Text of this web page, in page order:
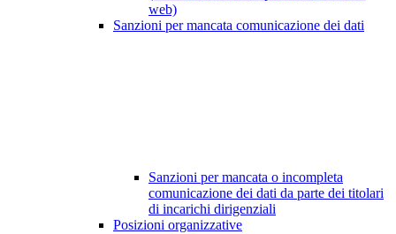
web)
Sanzioni per mancata comunicazione dei dati
Sanzioni per mancata o incompleta
comunicazione dei dati da parte dei titolari
di incarichi dirigenziali
Posizioni organizzative